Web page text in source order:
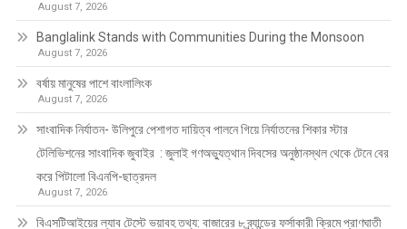
August 7, 2026
Banglalink Stands with Communities During the Monsoon
August 7, 2026
বর্ষায় মানুষের পাশে বাংলালিংক
August 7, 2026
সাংবাদিক নির্যাতন- উলিপুরে পেশাগত দায়িত্ব পালনে গিয়ে নির্যাতনের শিকার স্টার
টেলিভিশনের সাংবাদিক জুবাইর : জুলাই গণঅভ্যুত্থান দিবসের অনুষ্ঠানস্থল থেকে টেনে বের
করে পিটালো বিএনপি-ছাত্রদল
August 7, 2026
বিএসটিআইয়ের ল্যাব টেস্টে ভয়াবহ তথ্য: বাজারের ৮ ব্র্যান্ডের ফর্সাকারী ক্রিমে প্রাণঘাতী